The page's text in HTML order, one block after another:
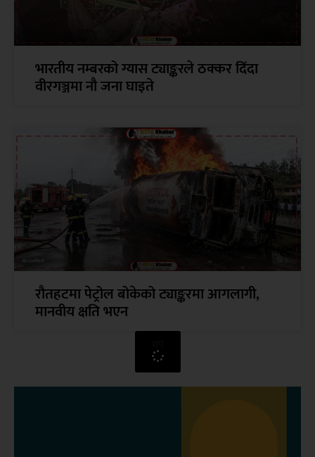
भारतीय नम्बरको ग्यास ट्याङ्करले ठक्कर दिँदा
वीरगञ्जमा नौ जना घाइते
रौतहटमा पेट्रोल बोकेको ट्याङ्करमा आगलागी,
मानवीय क्षति भएन